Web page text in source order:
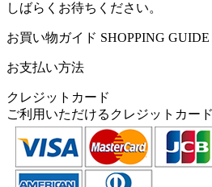
しばらくお待ちください。
お買い物ガイド SHOPPING GUIDE
お支払い方法
クレジットカード
ご利用いただけるクレジットカード